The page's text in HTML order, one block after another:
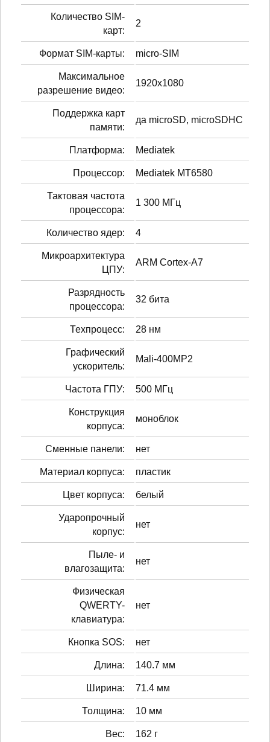
Количество SIM-
карт:
2
Формат SIM-карты: micro-SIM
Максимальное
разрешение видео:
1920x1080
Поддержка карт
памяти:
да microSD, microSDHC
Платформа: Mediatek
Процессор: Mediatek MT6580
Тактовая частота
процессора:
1 300 МГц
Количество ядер: 4
Микроархитектура
ЦПУ:
ARM Cortex-A7
Разрядность
процессора:
32 бита
Техпроцесс: 28 нм
Графический
ускоритель:
Mali-400MP2
Частота ГПУ: 500 МГц
Конструкция
корпуса:
моноблок
Сменные панели: нет
Материал корпуса: пластик
Цвет корпуса: белый
Ударопрочный
корпус:
нет
Пыле- и
влагозащита:
нет
Физическая
QWERTY-
клавиатура:
нет
Кнопка SOS: нет
Длина: 140.7 мм
Ширина: 71.4 мм
Толщина: 10 мм
Вес: 162 г